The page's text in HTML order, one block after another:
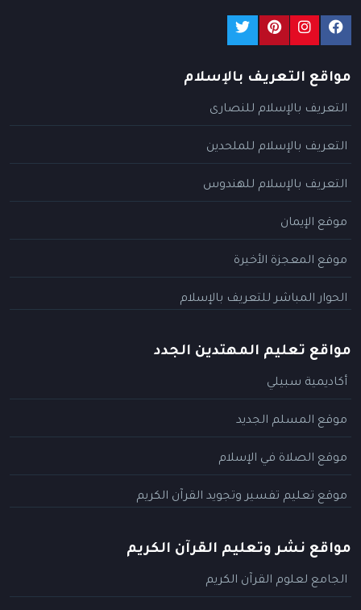
مواقع التعريف بالإسلام
التعريف بالإسلام للنصارى
التعريف بالإسلام للملحدين
التعريف بالإسلام للهندوس
موقع الإيمان
موقع المعجزة الأخيرة
الحوار المباشر للتعريف بالإسلام
مواقع تعليم المهتدين الجدد
أكاديمية سبيلي
موقع المسلم الجديد
موقع الصلاة في الإسلام
موقع تعليم تفسير وتجويد القرآن الكريم
مواقع نشر وتعليم القرآن الكريم
الجامع لعلوم القرآن الكريم